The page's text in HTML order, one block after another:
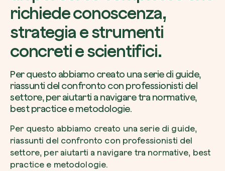
richiede conoscenza,
strategia e strumenti
concreti e scientifici.
Per questo abbiamo creato una serie di guide,
riassunti del confronto con professionisti del
settore, per aiutarti a navigare tra normative,
best practice e metodologie.
Per questo abbiamo creato una serie di guide,
riassunti del confronto con professionisti del
settore, per aiutarti a navigare tra normative, best
practice e metodologie.
Come possiamo aiutarti?*
Come ci hai conosciuto
Voglio ricevere comunicazioni e